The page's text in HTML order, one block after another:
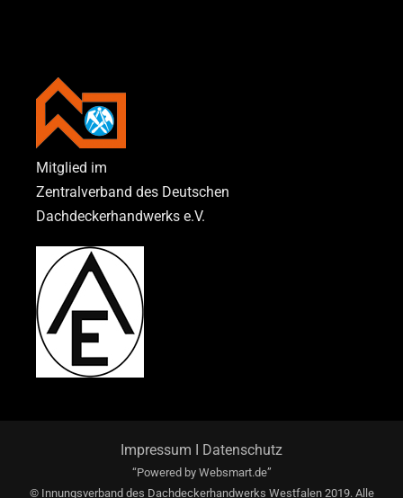
Mitglied im
Zentralverband des Deutschen
Dachdeckerhandwerks e.V.
© Innungsverband des Dachdeckerhandwerks Westfalen 2019. Alle
Impressum I Datenschutz
“Powered by Websmart.de”